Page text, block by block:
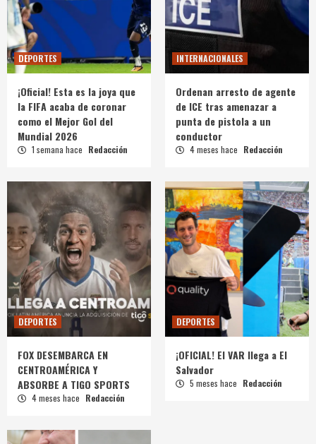
DEPORTES
¡Oficial! Esta es la joya que
la FIFA acaba de coronar
como el Mejor Gol del
Mundial 2026
1 semana hace Redacción
INTERNACIONALES
Ordenan arresto de agente
de ICE tras amenazar a
punta de pistola a un
conductor
4 meses hace Redacción
DEPORTES
FOX DESEMBARCA EN
CENTROAMÉRICA Y
ABSORBE A TIGO SPORTS
4 meses hace Redacción
DEPORTES
¡OFICIAL! El VAR llega a El
Salvador
5 meses hace Redacción